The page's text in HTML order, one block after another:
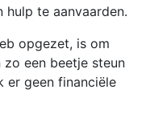
hulp te aanvaarden.
opgezet, is om
een beetje steun
er geen financiële